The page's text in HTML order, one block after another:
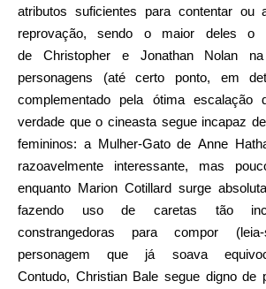
atributos suficientes para contentar ou
reprovação, sendo o maior deles o
de Christopher e Jonathan Nolan
personagens (até certo ponto, em
complementado pela ótima
verdade que o cineasta segue incapaz
femininos: a Mulher-Gato de Anne
razoavelmente interessante, mas
enquanto Marion Cotillard surge
fazendo uso de caretas tão
constrangedoras para compor
personagem que já soava
Contudo, Christian Bale segue digno de